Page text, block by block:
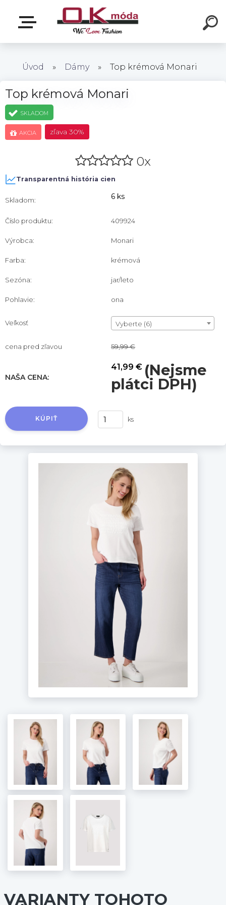
Úvod » Dámy » Top krémová Monari
Top krémová Monari
SKLADOM
AKCIA zľava 30%
0x
Transparentná história cien
Skladom: 6 ks
Číslo produktu: 409924
Výrobca: Monari
Farba: krémová
Sezóna: jar/leto
Pohlavie: ona
Veľkosť Vyberte (6)
cena pred zľavou 59,99 €
NAŠA CENA:
41,99 € (Nejsme
plátci DPH)
ks
KÚPIŤ
VARIANTY TOHOTO